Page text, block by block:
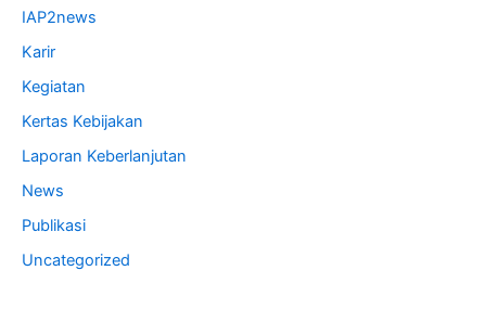
IAP2news
Karir
Kegiatan
Kertas Kebijakan
Laporan Keberlanjutan
News
Publikasi
Uncategorized